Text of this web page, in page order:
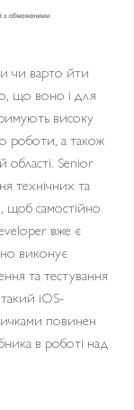
чи варто йти
що воно і для
високу
роботи, а також
області. Senior
технічних та
щоб самостійно
вже є
виконує
та тестування
iOS-
повинен
в роботі над